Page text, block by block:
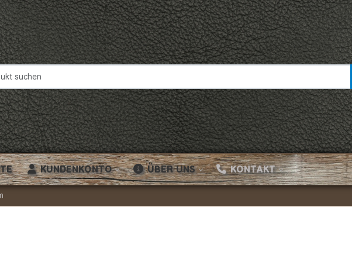
KUNDENKONTO ÜBER UNS KONTAKT